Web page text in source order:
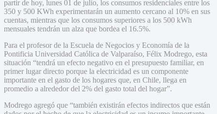
partir de hoy, lunes 01 de julio, los consumos residenciales entre los
350 y 500 KWh experimentarán un aumento cercano al 10% en sus
cuentas, mientras que los consumos superiores a los 500 kWh
mensuales tendrán un alza que bordea el 16.5%.
Para el profesor de la Escuela de Negocios y Economía de la
Pontificia Universidad Católica de Valparaíso, Félix Modrego, esta
situación “tendrá un efecto negativo en el presupuesto familiar, en
primer lugar directo porque la electricidad es un componente
importante en el gasto de los hogares que, en Chile, llega en
promedio a alrededor del 2% del gasto total del hogar”.
Modrego agregó que “también existirán efectos indirectos que están